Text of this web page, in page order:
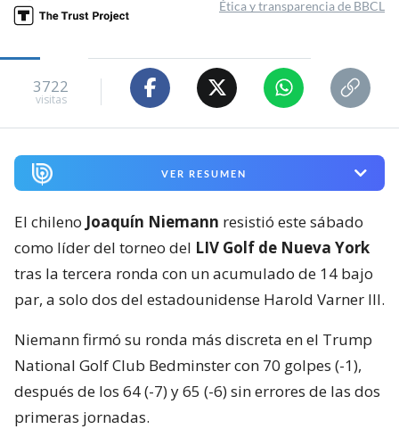
Ética y transparencia de BBCL
3722
visitas
VER RESUMEN
El chileno Joaquín Niemann resistió este sábado
como líder del torneo del LIV Golf de Nueva York
tras la tercera ronda con un acumulado de 14 bajo
par, a solo dos del estadounidense Harold Varner III.
Niemann firmó su ronda más discreta en el Trump
National Golf Club Bedminster con 70 golpes (-1),
después de los 64 (-7) y 65 (-6) sin errores de las dos
primeras jornadas.